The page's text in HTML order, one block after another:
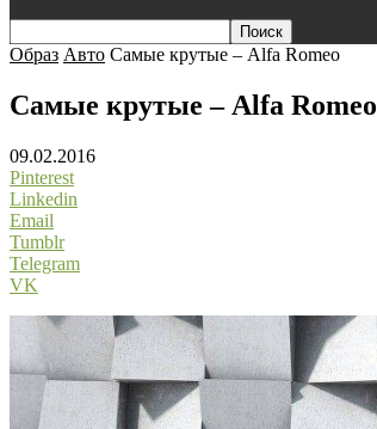
Образ Авто Самые крутые – Alfa Romeo
Самые крутые – Alfa Romeo
09.02.2016
Pinterest
Linkedin
Email
Tumblr
Telegram
VK